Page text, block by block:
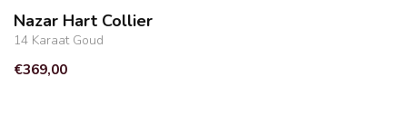
Nazar Hart Collier
14 Karaat Goud
€369,00